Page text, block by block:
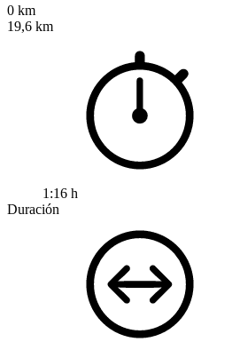
0 km
19,6 km
1:16 h
Duración